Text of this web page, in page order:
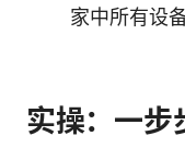
家中所有设
实操：一步